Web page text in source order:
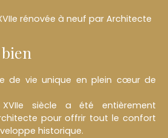
rénovée à neuf par Architecte
de vie unique en plein cœur de
siècle a été entièrement
pour offrir tout le confort
historique.